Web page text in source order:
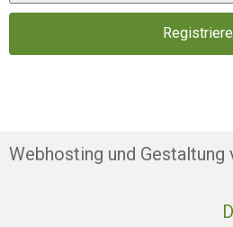
Webhosting und Gestaltung